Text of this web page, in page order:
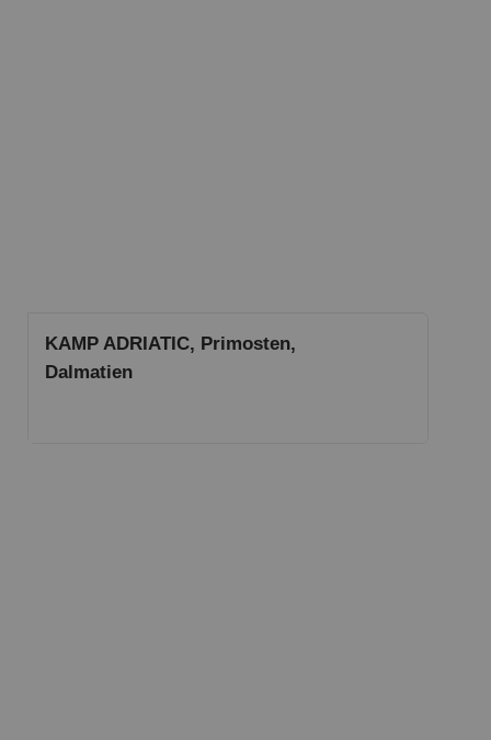
KAMP ADRIATIC, Primosten,
Dalmatien